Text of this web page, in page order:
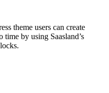
theme users can create
by using Saasland’s